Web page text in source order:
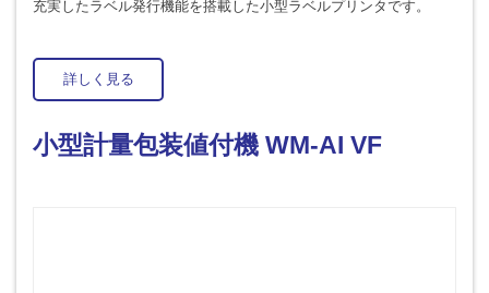
充実したラベル発行機能を搭載した小型ラベルプリンタです。
詳しく見る
小型計量包装値付機 WM-AI VF